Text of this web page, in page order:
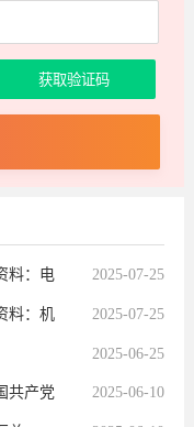
料：电 2025-07-25
料：机 2025-07-25
2025-06-25
共产党 2025-06-10